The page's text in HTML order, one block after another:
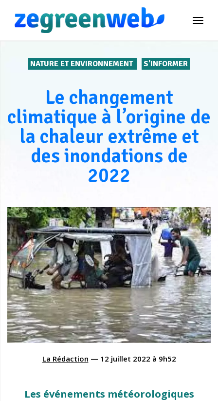
NATURE ET ENVIRONNEMENT S'INFORMER
Le changement
climatique à l’origine de
la chaleur extrême et
des inondations de
2022
La Rédaction — 12 juillet 2022 à 9h52
Les événements météorologiques